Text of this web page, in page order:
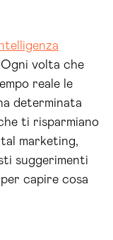
Ogni volta che
reale le
determinata
ti risparmiano
marketing,
suggerimenti
capire cosa